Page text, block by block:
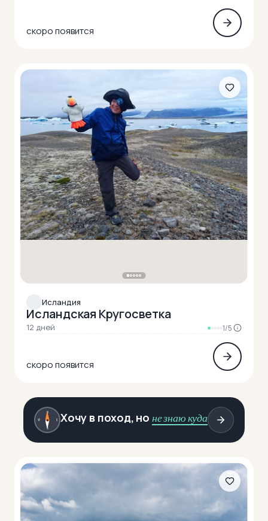
скоро появится
Исландия
Исландская Кругосветка
12 дней 1/5
скоро появится
N
E
S
W Хочу в поход, но не знаю куда